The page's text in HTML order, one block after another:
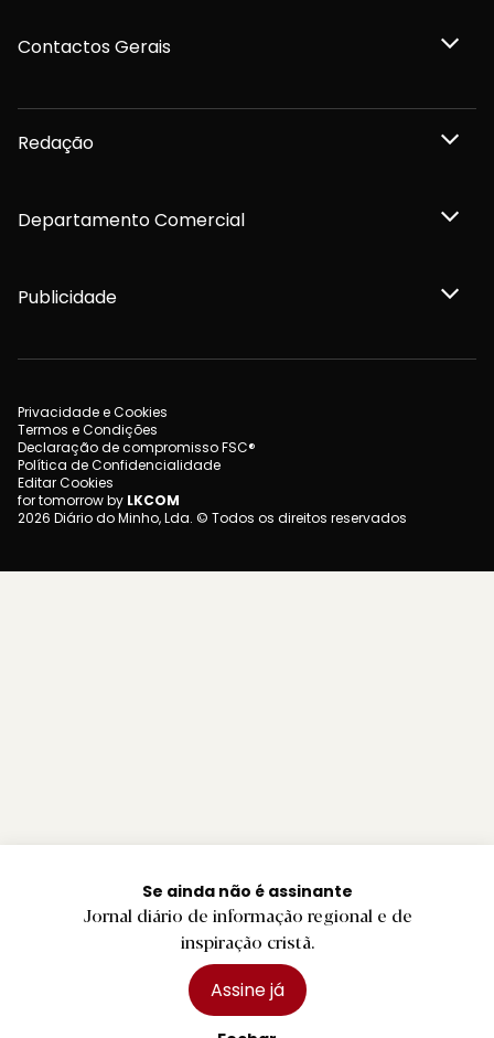
Se ainda não é assinante
Jornal diário de informação regional e de
inspiração cristã.
Assine já
Contactos Gerais
Redação
Departamento Comercial
Publicidade
Privacidade e Cookies
Termos e Condições
Declaração de compromisso FSC®
Política de Confidencialidade
Editar Cookies
for tomorrow by LKCOM
2026 Diário do Minho, Lda. © Todos os direitos reservados